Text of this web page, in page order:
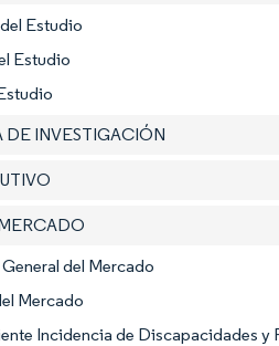
Estudio
Estudio
INVESTIGACIÓN
del Mercado
Mercado
Incidencia de Discapacidades y